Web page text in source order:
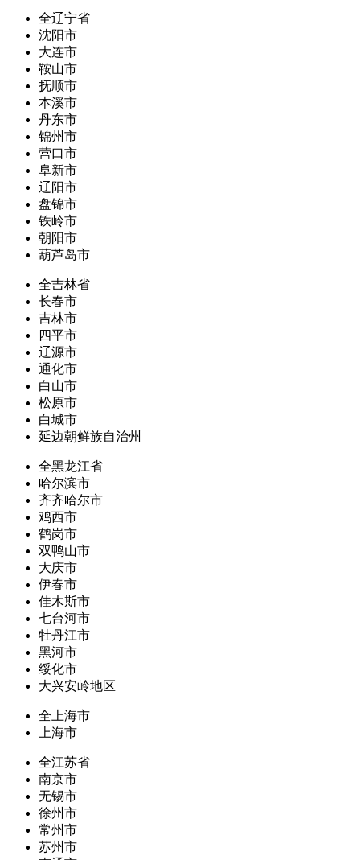
全辽宁省
沈阳市
大连市
鞍山市
抚顺市
本溪市
丹东市
锦州市
营口市
阜新市
辽阳市
盘锦市
铁岭市
朝阳市
葫芦岛市
全吉林省
长春市
吉林市
四平市
辽源市
通化市
白山市
松原市
白城市
延边朝鲜族自治州
全黑龙江省
哈尔滨市
齐齐哈尔市
鸡西市
鹤岗市
双鸭山市
大庆市
伊春市
佳木斯市
七台河市
牡丹江市
黑河市
绥化市
大兴安岭地区
全上海市
上海市
全江苏省
南京市
无锡市
徐州市
常州市
苏州市